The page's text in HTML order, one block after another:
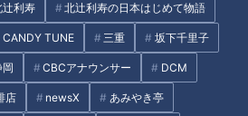
辻利寿 北辻利寿の日本はじめて物語
CANDY TUNE 三重 坂下千里子
岡 CBCアナウンサー DCM
店 newsX あみやき亭
ワット15RM』。
けて、15回行うスクワットのことで
界が来るようにバーベルの重さを部員
。 因みに、このトレーニングが